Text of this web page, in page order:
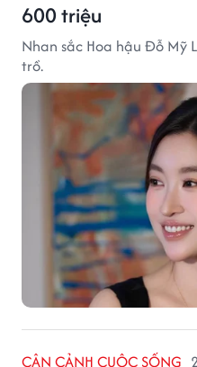
600 triệu
Nhan sắc Hoa hậu Đỗ Mỹ
trồ.
CẬN CẢNH CUỘC SỐNG